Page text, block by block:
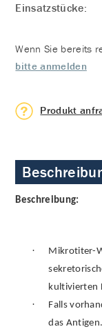
Einsatzstücke:
Wenn Sie bereits
bitte anmelden
Produkt
Beschreibung:
·
Mikrotiter-
kultivierten
·
Falls
das